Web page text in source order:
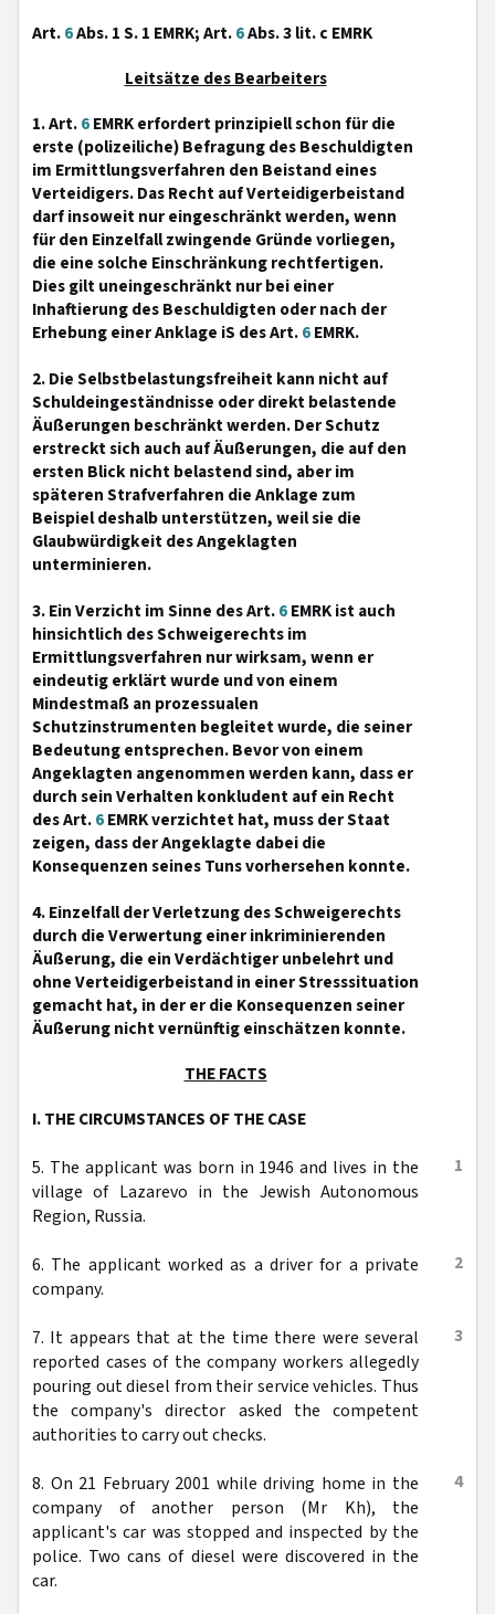
Art.6Abs. 1 S. 1 EMRK; Art.6Abs. 3 lit. c EMRK
Leitsätze des Bearbeiters
1. Art.6EMRK erfordert prinzipiell schon für die
erste (polizeiliche) Befragung des Beschuldigten
im Ermittlungsverfahren den Beistand eines
Verteidigers. Das Recht auf Verteidigerbeistand
darf insoweit nur eingeschränkt werden, wenn
für den Einzelfall zwingende Gründe vorliegen,
die eine solche Einschränkung rechtfertigen.
Dies gilt uneingeschränkt nur bei einer
Inhaftierung des Beschuldigten oder nach der
Erhebung einer Anklage iS des Art.6EMRK.
2. Die Selbstbelastungsfreiheit kann nicht auf
Schuldeingeständnisse oder direkt belastende
Äußerungen beschränkt werden. Der Schutz
erstreckt sich auch auf Äußerungen, die auf den
ersten Blick nicht belastend sind, aber im
späteren Strafverfahren die Anklage zum
Beispiel deshalb unterstützen, weil sie die
Glaubwürdigkeit des Angeklagten
unterminieren.
3. Ein Verzicht im Sinne des Art.6EMRK ist auch
hinsichtlich des Schweigerechts im
Ermittlungsverfahren nur wirksam, wenn er
eindeutig erklärt wurde und von einem
Mindestmaß an prozessualen
Schutzinstrumenten begleitet wurde, die seiner
Bedeutung entsprechen. Bevor von einem
Angeklagten angenommen werden kann, dass er
durch sein Verhalten konkludent auf ein Recht
des Art.6EMRK verzichtet hat, muss der Staat
zeigen, dass der Angeklagte dabei die
Konsequenzen seines Tuns vorhersehen konnte.
4. Einzelfall der Verletzung des Schweigerechts
durch die Verwertung einer inkriminierenden
Äußerung, die ein Verdächtiger unbelehrt und
ohne Verteidigerbeistand in einer Stresssituation
gemacht hat, in der er die Konsequenzen seiner
Äußerung nicht vernünftig einschätzen konnte.
THE FACTS
I. THE CIRCUMSTANCES OF THE CASE
1
5. The applicant was born in 1946 and lives in the
village of Lazarevo in the Jewish Autonomous
Region, Russia.
2
6. The applicant worked as a driver for a private
company.
3
7. It appears that at the time there were several
reported cases of the company workers allegedly
pouring out diesel from their service vehicles. Thus
the company's director asked the competent
authorities to carry out checks.
4
8. On 21 February 2001 while driving home in the
company of another person (Mr Kh), the
applicant's car was stopped and inspected by the
police. Two cans of diesel were discovered in the
car.